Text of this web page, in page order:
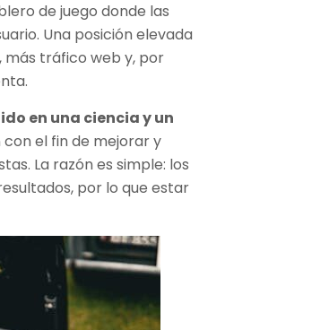
de juego donde las
Una posición elevada
más tráfico web y, por
en una ciencia y un
el fin de mejorar y
La razón es simple: los
por lo que estar